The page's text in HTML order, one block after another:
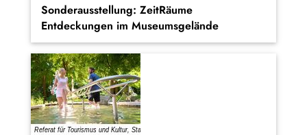
Sonderausstellung: ZeitRäume
Entdeckungen im Museumsgelände